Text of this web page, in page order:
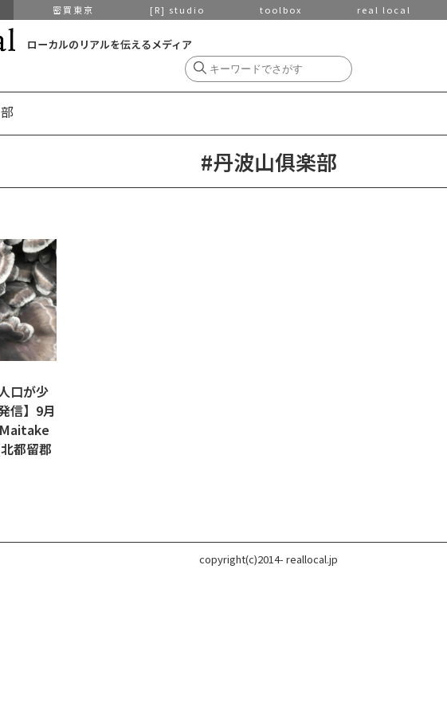
密買東京 [R] studio toolbox real local
ローカルのリアルを伝えるメディア
#丹波山俱楽部
口が少
信】9月
都留郡
copyright(c)2014- reallocal.jp